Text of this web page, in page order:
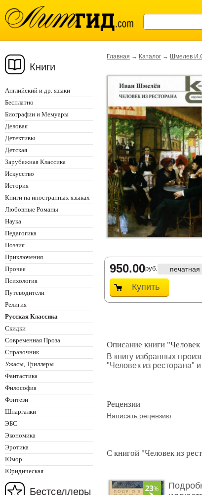
Книги
Английский и др. языки
Бесплатно
Биографии и Мемуары
Деловая
Детективы
Детская
Зарубежная Классика
Искусство
История
Книги на иностранных языках
Любовные Романы
Наука
Педагогика
Поэзия
Приключения
Прочее
Психология
Путеводители
Религия
Русская Классика
Скидки
Современная Проза
Справочник
Ужасы, Триллеры
Фантастика
Философия
Фэнтези
Шпаргалки
ЭБС
Экономика
Эротика
Юмор
Юридическая
Бестселлеры
Главная → Каталог → Шмелев
950.00руб. печатная
Купить
Описание книги
В книгу избранных
"Человек из ресторана"
Рецензии
Написать рецензию
С книгой "Человек из